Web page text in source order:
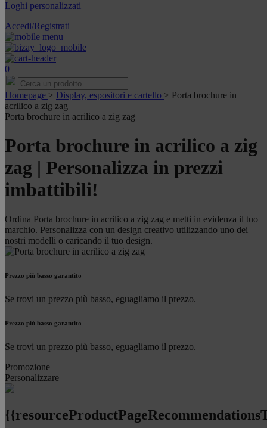
Loghi personalizzati
Accedi/Registrati
0
Homepage > Display, espositori e cartello > Porta brochure in
acrilico a zig zag
Porta brochure in acrilico a zig zag
Porta brochure in acrilico a zig
zag | Personalizza in prezzi
imbattibili!
Ordina Porta brochure in acrilico a zig zag e metti in evidenza il tuo
marchio. Personalizza con un design creativo utilizzando uno dei
nostri modelli o caricando il tuo design.
Prezzo più basso garantito
Se trovi un prezzo più basso, eguagliamo il prezzo.
Prezzo più basso garantito
Se trovi un prezzo più basso, eguagliamo il prezzo.
Promozione
Personalizzare